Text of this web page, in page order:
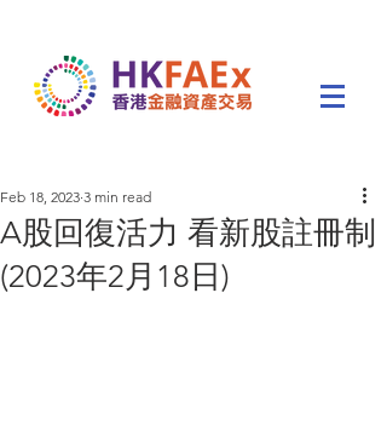
A股回復活力 看新股註冊制
(2023年2月18日)
Feb 18, 2023 3 min read